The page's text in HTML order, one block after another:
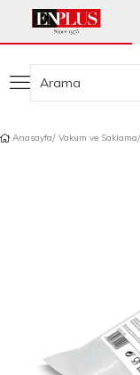
Anasayfa Vakum ve Saklama